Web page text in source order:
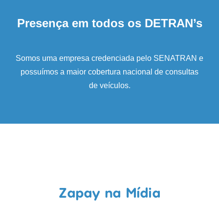
Presença em todos os DETRAN’s
Somos uma empresa credenciada pelo SENATRAN e
possuímos a maior cobertura nacional de consultas
de veículos.
Zapay na Mídia